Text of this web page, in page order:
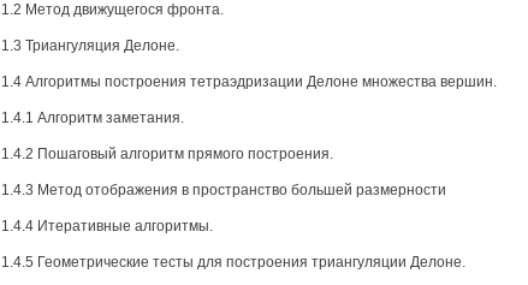
1.2 Метод движущегося фронта.
1.3 Триангуляция Делоне.
1.4 Алгоритмы построения тетраэдризации Делоне множества вершин.
1.4.1 Алгоритм заметания.
1.4.2 Пошаговый алгоритм прямого построения.
1.4.3 Метод отображения в пространство большей размерности
1.4.4 Итеративные алгоритмы.
1.4.5 Геометрические тесты для построения триангуляции Делоне.